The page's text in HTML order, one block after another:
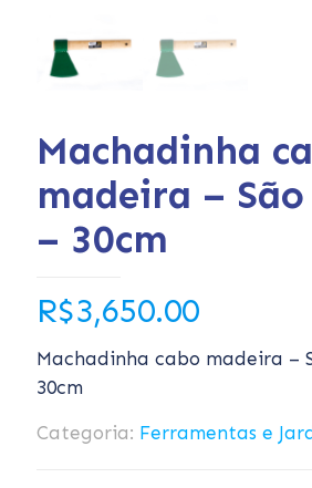
Machadinha
madeira –
– 30cm
R$3,650.00
Machadinha cabo madeira –
30cm
Categoria: Ferramentas e